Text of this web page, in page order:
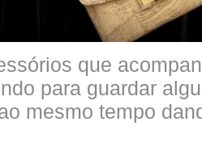
que
para guardar
mesmo tempo